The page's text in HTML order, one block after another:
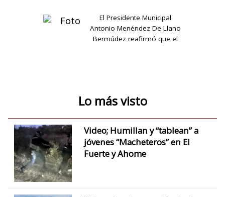
El Presidente Municipal
Antonio Menéndez De Llano
Bermúdez reafirmó que el
Lo más visto
Video; Humillan y “tablean” a
jóvenes “Macheteros” en El
Fuerte y Ahome